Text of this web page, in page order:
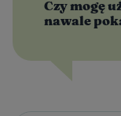
Czy mogę
nawale